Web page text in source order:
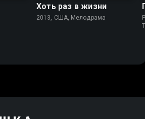
Хоть раз в жизни
2013, США, Мелодрама